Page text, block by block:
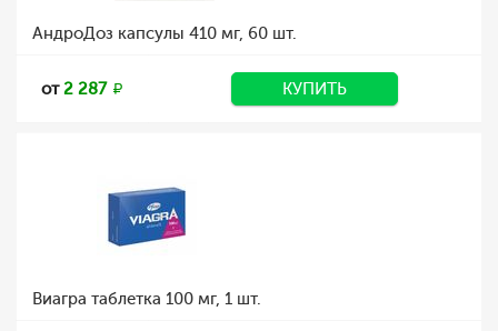
АндроДоз капсулы 410 мг, 60 шт.
от2 287 КУПИТЬ
Виагра таблетка 100 мг, 1 шт.